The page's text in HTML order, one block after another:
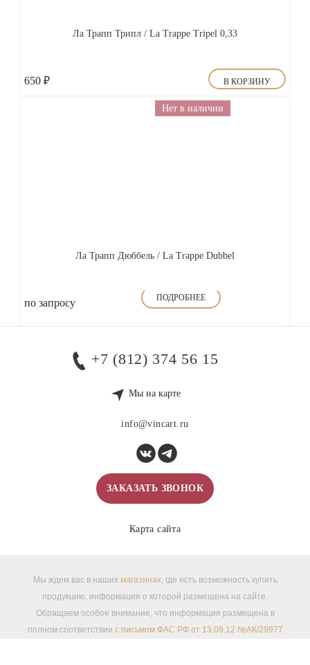
Ла Трапп Трипл / La Trappe Tripel 0,33
650 ₽ В КОРЗИНУ
Нет в наличии
Ла Трапп Дюббель / La Trappe Dubbel
по запросу ПОДРОБНЕЕ
+7 (812) 374 56 15
Мы на карте
info@vincart.ru
ЗАКАЗАТЬ ЗВОНОК
Карта сайта
Мы ждем вас в наших магазинах, где есть возможность купить
продукцию, информация о которой размещена на сайте.
Обращаем особое внимание, что информация размещена в
полном соответствии с письмом ФАС РФ от 13.09.12 №АК/29977